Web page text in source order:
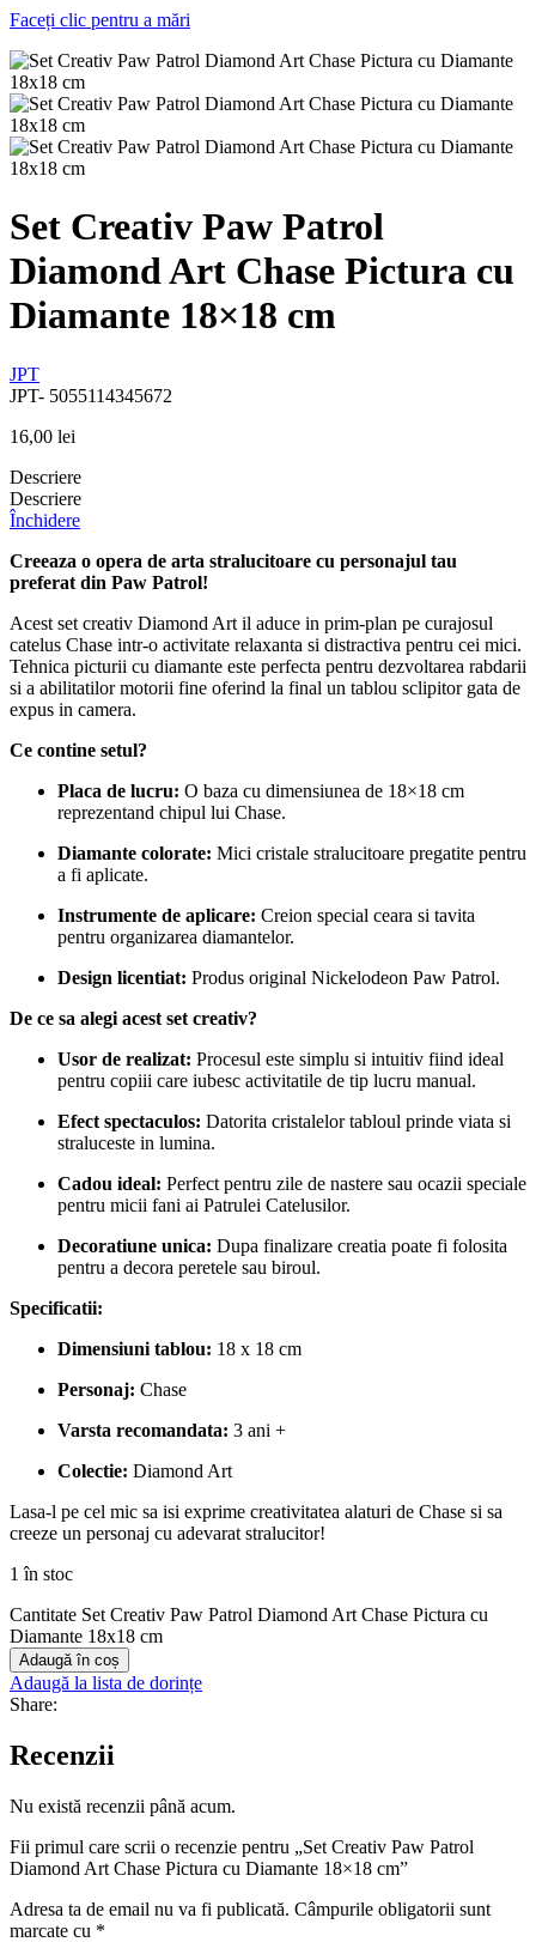
Faceți clic pentru a mări
Set Creativ Paw Patrol
Diamond Art Chase Pictura cu
Diamante 18×18 cm
JPT
JPT- 5055114345672
16,00 lei
Descriere
Descriere
Închidere
Creeaza o opera de arta stralucitoare cu personajul tau
preferat din Paw Patrol!
Acest set creativ Diamond Art il aduce in prim-plan pe curajosul
catelus Chase intr-o activitate relaxanta si distractiva pentru cei mici.
Tehnica picturii cu diamante este perfecta pentru dezvoltarea rabdarii
si a abilitatilor motorii fine oferind la final un tablou sclipitor gata de
expus in camera.
Ce contine setul?
Placa de lucru: O baza cu dimensiunea de 18×18 cm
reprezentand chipul lui Chase.
Diamante colorate: Mici cristale stralucitoare pregatite pentru
a fi aplicate.
Instrumente de aplicare: Creion special ceara si tavita
pentru organizarea diamantelor.
Design licentiat: Produs original Nickelodeon Paw Patrol.
De ce sa alegi acest set creativ?
Usor de realizat: Procesul este simplu si intuitiv fiind ideal
pentru copiii care iubesc activitatile de tip lucru manual.
Efect spectaculos: Datorita cristalelor tabloul prinde viata si
straluceste in lumina.
Cadou ideal: Perfect pentru zile de nastere sau ocazii speciale
pentru micii fani ai Patrulei Catelusilor.
Decoratiune unica: Dupa finalizare creatia poate fi folosita
pentru a decora peretele sau biroul.
Specificatii:
Dimensiuni tablou: 18 x 18 cm
Personaj: Chase
Varsta recomandata: 3 ani +
Colectie: Diamond Art
Lasa-l pe cel mic sa isi exprime creativitatea alaturi de Chase si sa
creeze un personaj cu adevarat stralucitor!
1 în stoc
Cantitate Set Creativ Paw Patrol Diamond Art Chase Pictura cu
Diamante 18x18 cm
Adaugă în coș
Adaugă la lista de dorințe
Share:
Recenzii
Nu există recenzii până acum.
Fii primul care scrii o recenzie pentru „Set Creativ Paw Patrol
Diamond Art Chase Pictura cu Diamante 18×18 cm”
Adresa ta de email nu va fi publicată. Câmpurile obligatorii sunt
marcate cu *